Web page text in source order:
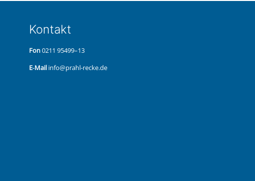
Kon­takt
Fon0211 95499–13
E‑Mail info@prahl-recke.de